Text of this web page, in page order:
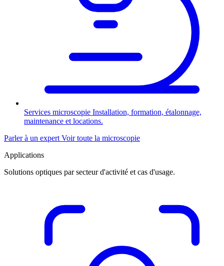
Services microscopie Installation, formation, étalonnage,
maintenance et locations.
Parler à un expert Voir toute la microscopie
Applications
Solutions optiques par secteur d'activité et cas d'usage.